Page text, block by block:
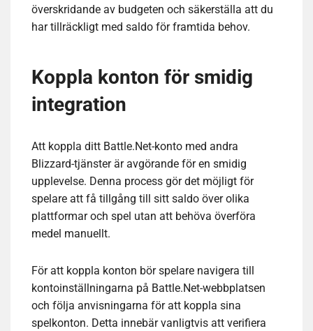
överskridande av budgeten och säkerställa att du
har tillräckligt med saldo för framtida behov.
Koppla konton för smidig
integration
Att koppla ditt Battle.Net-konto med andra
Blizzard-tjänster är avgörande för en smidig
upplevelse. Denna process gör det möjligt för
spelare att få tillgång till sitt saldo över olika
plattformar och spel utan att behöva överföra
medel manuellt.
För att koppla konton bör spelare navigera till
kontoinställningarna på Battle.Net-webbplatsen
och följa anvisningarna för att koppla sina
spelkonton. Detta innebär vanligtvis att verifiera